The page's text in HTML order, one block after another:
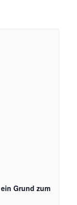
Grund zum